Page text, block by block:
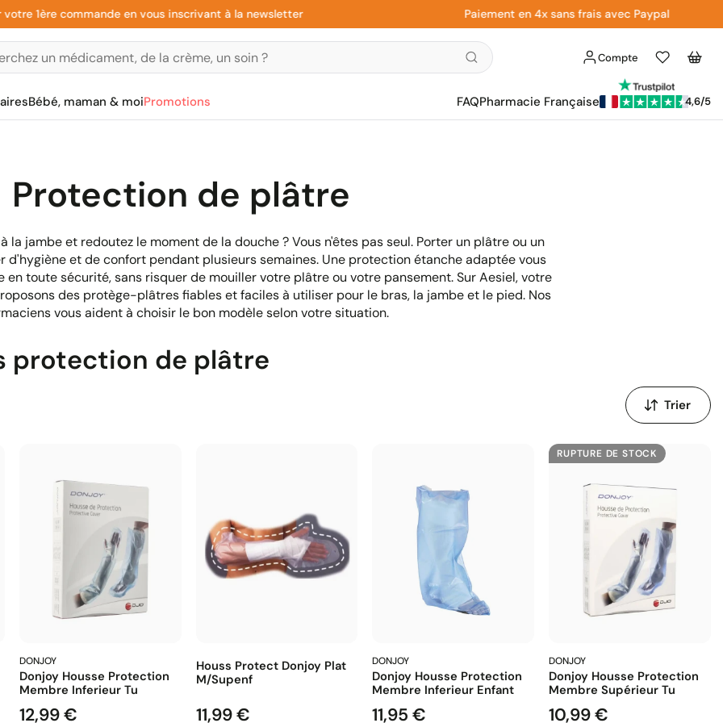
1ère commande en vous inscrivant à la newsletter Paiement en 4x sans frais avec Paypal
Compte
Liste
d'envies
Panier
Bébé, maman & moiPromotions FAQPharmacie Française 4,6/5
Protection de plâtre
la jambe et redoutez le moment de la douche ? Vous n'êtes pas seul. Porter un plâtre ou un
d'hygiène et de confort pendant plusieurs semaines. Une protection étanche adaptée vous
toute sécurité, sans risquer de mouiller votre plâtre ou votre pansement. Sur Aesiel, votre
des protège-plâtres fiables et faciles à utiliser pour le bras, la jambe et le pied. Nos
vous aident à choisir le bon modèle selon votre situation.
protection de plâtre
Trier
par
DONJOY
Donjoy Housse Protection
Membre Inferieur Tu
Prix
12,99 €
Houss Protect Donjoy Plat
M/supenf
Prix
11,99 €
DONJOY
Donjoy Housse Protection
Membre Inferieur Enfant
Prix
11,95 €
RUPTURE DE STOCK
DONJOY
Donjoy Housse Protection
Membre Supérieur Tu
Prix
10,99 €